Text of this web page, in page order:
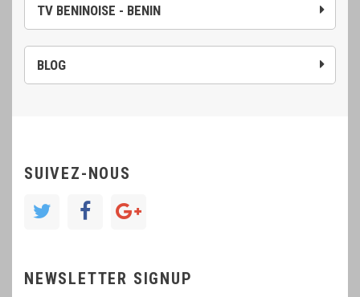
TV BENINOISE - BENIN
BLOG
SUIVEZ-NOUS
NEWSLETTER SIGNUP